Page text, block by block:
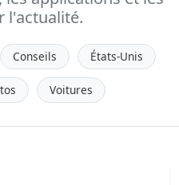
l'actualité.
Conseils États-Unis
Voitures